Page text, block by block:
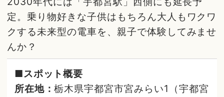
定。乗り物好きな子供はもちろん大人もワクワ
クする未来型の電車を、親子で体験してみませ
んか？
■スポット概要
所在地：栃木県宇都宮市宮みらい1（宇都宮